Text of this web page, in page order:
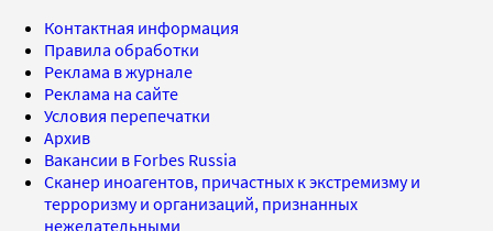
Контактная информация
Правила обработки
Реклама в журнале
Реклама на сайте
Условия перепечатки
Архив
Вакансии в Forbes Russia
Сканер иноагентов, причастных к экстремизму и
терроризму и организаций, признанных
нежелательными